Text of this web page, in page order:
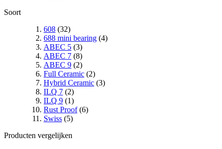
Soort
608 (32)
688 mini bearing (4)
ABEC 5 (3)
ABEC 7 (8)
ABEC 9 (2)
Full Ceramic (2)
Hybrid Ceramic (3)
ILQ 7 (2)
ILQ 9 (1)
Rust Proof(6)
Swiss (5)
Producten vergelijken